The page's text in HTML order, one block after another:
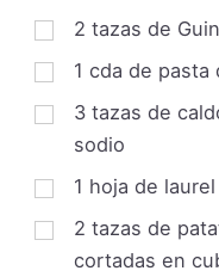
2 tazas de
1 cda de pasta
3 tazas de
sodio
1 hoja de laurel
2 tazas de
cortadas en